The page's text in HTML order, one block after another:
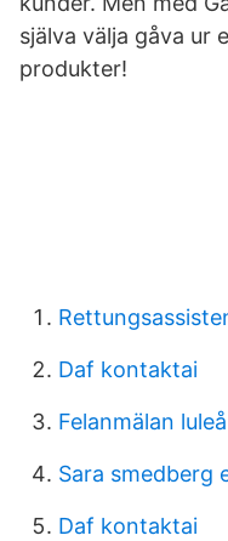
själva välja gåva
produkter!
Daf kontaktai
Felanmälan
Sara smedberg
Daf kontaktai